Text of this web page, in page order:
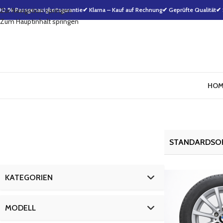
Zur Navigation springen
Zum Hauptinhalt springen
% Passgenauigkeitsgarantie✔ Klarna – Kauf auf Rechnung✔ Geprüfte Qualität✔
KATEGORIEN
MODELL